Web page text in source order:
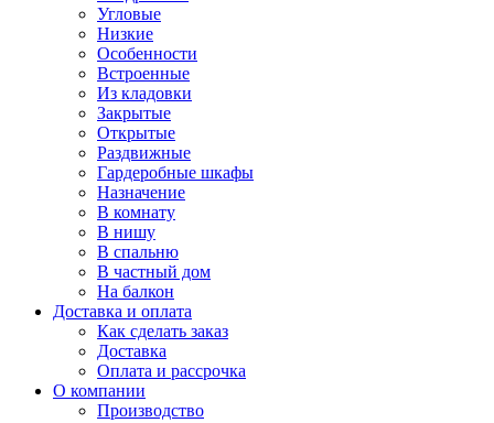
Угловые
Низкие
Особенности
Встроенные
Из кладовки
Закрытые
Открытые
Раздвижные
Гардеробные шкафы
Назначение
В комнату
В нишу
В спальню
В частный дом
На балкон
Доставка и оплата
Как сделать заказ
Доставка
Оплата и рассрочка
О компании
Производство